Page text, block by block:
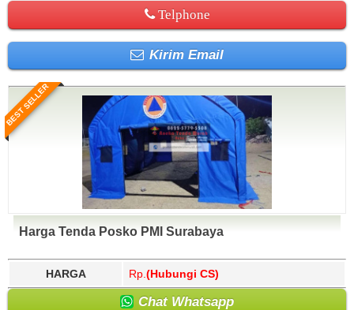
Telphone
Kirim Email
BEST SELLER
Harga Tenda Posko PMI Surabaya
HARGA Rp. (Hubungi CS)
Chat Whatsapp